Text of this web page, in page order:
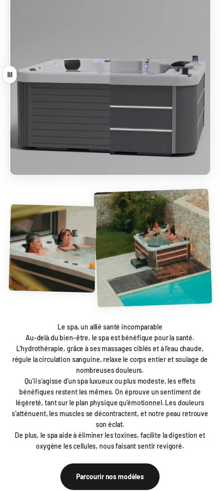
Tirer
Le spa, un allié santé incomparable
Au-delà du bien-être, le spa est bénéfique pour la santé.
L’hydrothérapie, grâce à ses massages ciblés et à l’eau chaude,
régule la circulation sanguine, relaxe le corps entier et soulage de
nombreuses douleurs.
Qu’il s’agisse d’un spa luxueux ou plus modeste, les effets
bénéfiques restent les mêmes. On éprouve un sentiment de
légèreté, tant sur le plan physique qu’émotionnel. Les douleurs
s’atténuent, les muscles se décontractent, et notre peau retrouve
son éclat.
De plus, le spa aide à éliminer les toxines, facilite la digestion et
oxygène les cellules, nous faisant sentir revigoré.
Parcourir nos modèles